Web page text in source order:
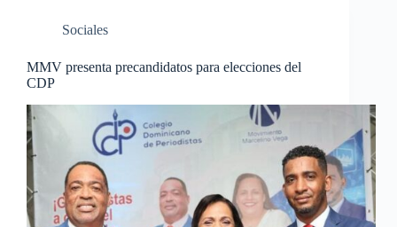
Sociales
MMV presenta precandidatos para elecciones del
CDP